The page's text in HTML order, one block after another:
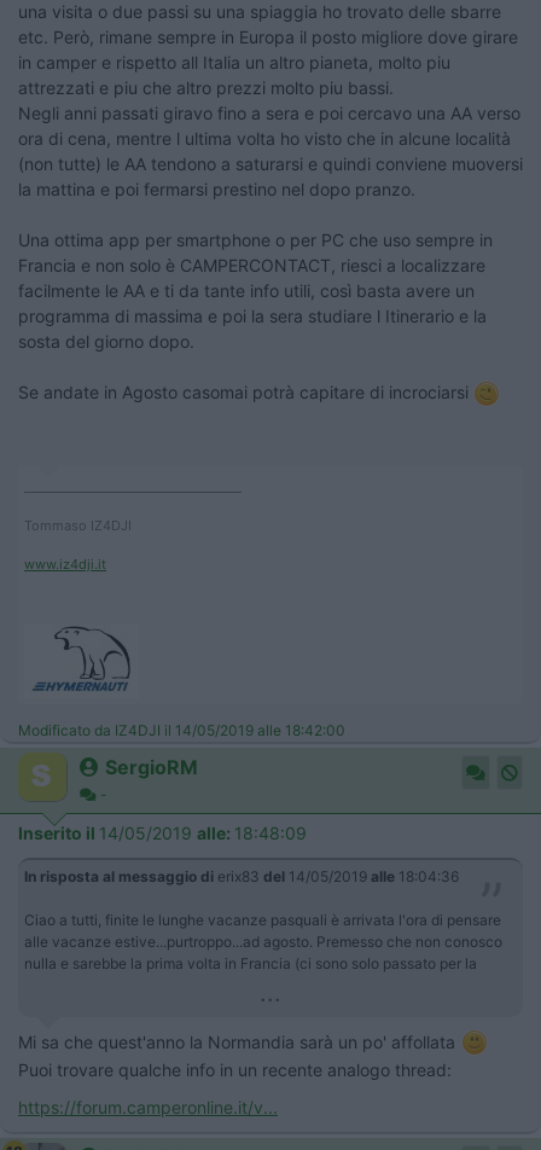
una visita o due passi su una spiaggia ho trovato delle sbarre
etc. Però, rimane sempre in Europa il posto migliore dove girare
in camper e rispetto all Italia un altro pianeta, molto piu
attrezzati e piu che altro prezzi molto piu bassi.
Negli anni passati giravo fino a sera e poi cercavo una AA verso
ora di cena, mentre l ultima volta ho visto che in alcune località
(non tutte) le AA tendono a saturarsi e quindi conviene muoversi
la mattina e poi fermarsi prestino nel dopo pranzo.
Una ottima app per smartphone o per PC che uso sempre in
Francia e non solo è CAMPERCONTACT, riesci a localizzare
facilmente le AA e ti da tante info utili, così basta avere un
programma di massima e poi la sera studiare l Itinerario e la
sosta del giorno dopo.
Se andate in Agosto casomai potrà capitare di incrociarsi
Tommaso IZ4DJI
www.iz4dji.it
Modificato da IZ4DJI il 14/05/2019 alle 18:42:00
SergioRM
-
Inserito il 14/05/2019 alle: 18:48:09
In risposta al messaggio di erix83 del 14/05/2019 alle 18:04:36
Ciao a tutti, finite le lunghe vacanze pasquali è arrivata l'ora di pensare
alle vacanze estive...purtroppo...ad agosto. Premesso che non conosco
nulla e sarebbe la prima volta in Francia (ci sono solo passato per la
...
Mi sa che quest'anno la Normandia sarà un po' affollata
Puoi trovare qualche info in un recente analogo thread:
https://forum.camperonline.it/v...